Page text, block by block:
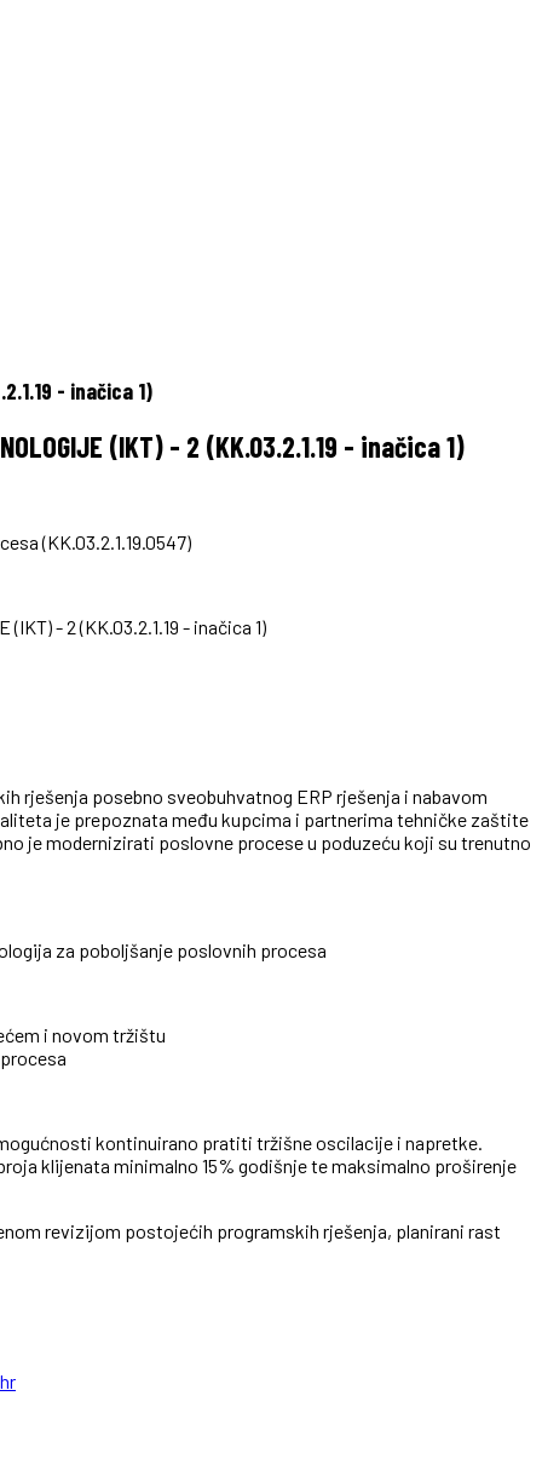
- inačica 1)
(IKT) - 2 (KK.03.2.1.19 - inačica 1)
(KK.03.2.1.19.0547)
- 2 (KK.03.2.1.19 - inačica 1)
posebno sveobuhvatnog ERP rješenja i nabavom
je prepoznata među kupcima i partnerima tehničke zaštite
je modernizirati poslovne procese u poduzeću koji su trenutno
za poboljšanje poslovnih procesa
i novom tržištu
kontinuirano pratiti tržišne oscilacije i napretke.
klijenata minimalno 15% godišnje te maksimalno proširenje
revizijom postojećih programskih rješenja, planirani rast